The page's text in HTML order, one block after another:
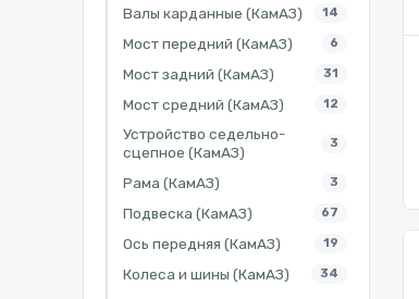
Валы карданные (КамАЗ) 14
Мост передний (КамАЗ) 6
Мост задний (КамАЗ) 31
Мост средний (КамАЗ) 12
Устройство седельно-
сцепное (КамАЗ)
3
Рама (КамАЗ) 3
Подвеска (КамАЗ) 67
Ось передняя (КамАЗ) 19
Колеса и шины (КамАЗ) 34